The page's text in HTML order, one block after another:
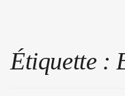
Étiquette :